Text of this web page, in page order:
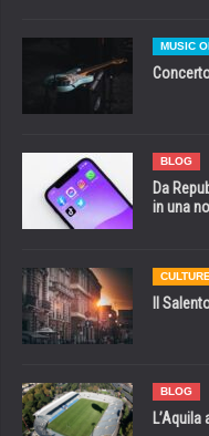
MUSIC
BLOG
Da
in una
Il
BLOG